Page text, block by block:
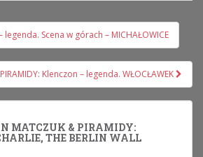
legenda. Scena w górach – MICHAŁOWICE
PIRAMIDY: Klenczon – legenda. WŁOCŁAWEK
MATCZUK & PIRAMIDY:
THE BERLIN WALL